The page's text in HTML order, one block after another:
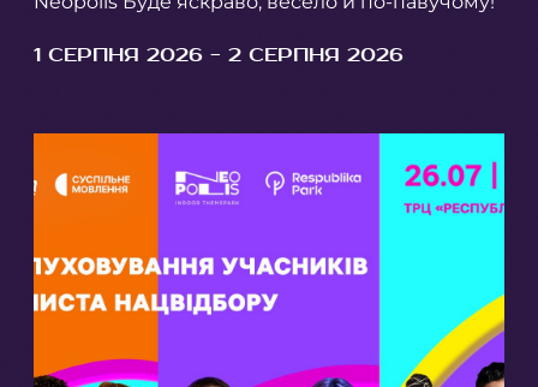
1 СЕРПНЯ 2026 - 2 СЕРПНЯ 2026